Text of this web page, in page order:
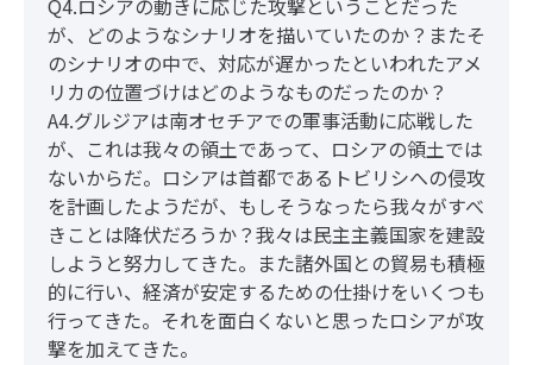
Q4.ロシアの動きに応じた攻撃ということだった
が、どのようなシナリオを描いていたのか？またそ
のシナリオの中で、対応が遅かったといわれたアメ
リカの位置づけはどのようなものだったのか？
A4.グルジアは南オセチアでの軍事活動に応戦した
が、これは我々の領土であって、ロシアの領土では
ないからだ。ロシアは首都であるトビリシへの侵攻
を計画したようだが、もしそうなったら我々がすべ
きことは降伏だろうか？我々は民主主義国家を建設
しようと努力してきた。また諸外国との貿易も積極
的に行い、経済が安定するための仕掛けをいくつも
行ってきた。それを面白くないと思ったロシアが攻
撃を加えてきた。